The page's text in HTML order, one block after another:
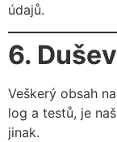
údajů.
6.
Veškerý obsah
log a testů, je
jinak.